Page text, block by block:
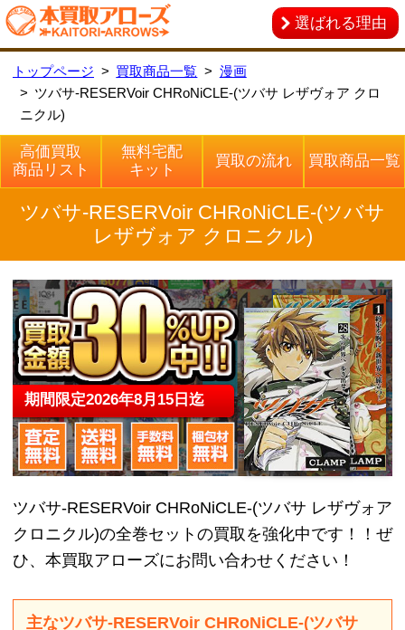
選ばれる理由
トップページ 買取商品一覧 漫画
ツバサ-RESERVoir CHRoNiCLE-(ツバサ レザヴォア クロ
高価買取
商品リスト
ツバサ-RESERVoir CHRoNiCLE-(ツバサ
レザヴォア クロニクル)
期間限定 2026年8月15日迄
ツバサ-RESERVoir CHRoNiCLE-(ツバサ レザヴォア
クロニクル)の全巻セットの買取を強化中です！！ぜ
ひ、本買取アローズにお問い合わせください！
主なツバサ-RESERVoir CHRoNiCLE-(ツバサ
レザヴォア クロニクル)
版）全巻セットの買取価格：200～700円
ツバサ-RESERVoir CHRoNiCLE-（豪華
円
その他ツバサの商品につきましてはお問い